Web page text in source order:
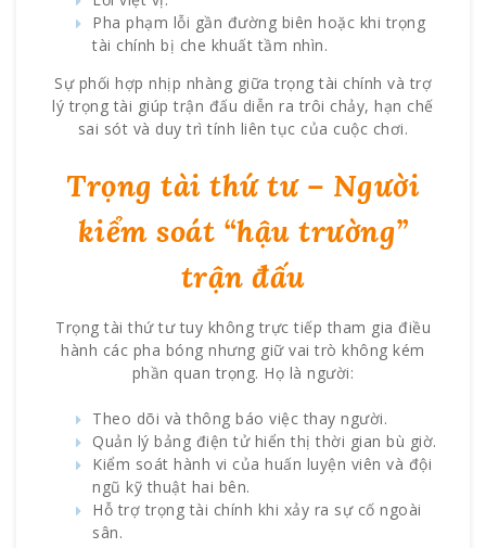
Pha phạm lỗi gần đường biên hoặc khi trọng
tài chính bị che khuất tầm nhìn.
Sự phối hợp nhịp nhàng giữa trọng tài chính và trợ
lý trọng tài giúp trận đấu diễn ra trôi chảy, hạn chế
sai sót và duy trì tính liên tục của cuộc chơi.
Trọng tài thứ tư – Người
kiểm soát “hậu trường”
trận đấu
Trọng tài thứ tư tuy không trực tiếp tham gia điều
hành các pha bóng nhưng giữ vai trò không kém
phần quan trọng. Họ là người:
Theo dõi và thông báo việc thay người.
Quản lý bảng điện tử hiển thị thời gian bù giờ.
Kiểm soát hành vi của huấn luyện viên và đội
ngũ kỹ thuật hai bên.
Hỗ trợ trọng tài chính khi xảy ra sự cố ngoài
sân.